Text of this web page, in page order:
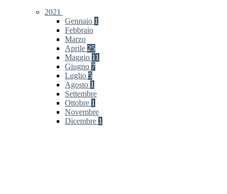
2021
Gennaio 1
Febbraio
Marzo
Aprile 25
Maggio 11
Giugno 7
Luglio 5
Agosto 1
Settembre
Ottobre 1
Novembre
Dicembre 1